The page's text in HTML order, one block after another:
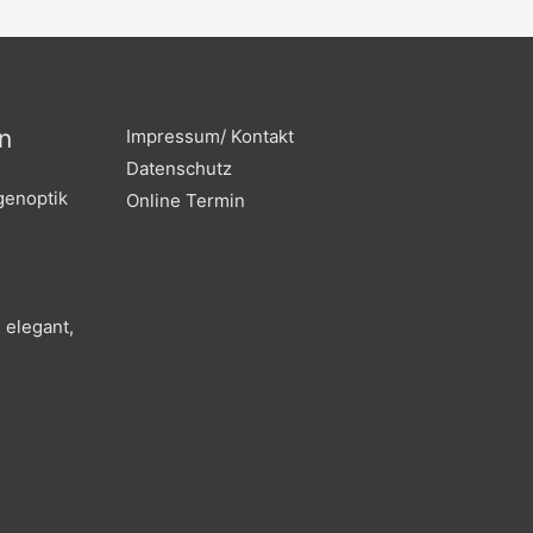
o r
elegant,
Impressum/ Kontakt
Datenschutz
Online Termin